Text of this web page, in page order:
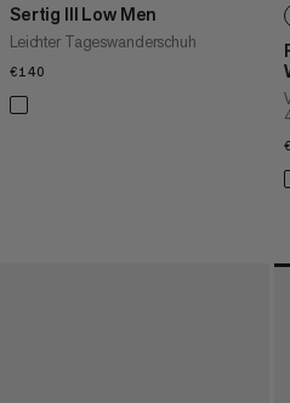
Sertig III Low Men
Leichter Tageswanderschuh
€140